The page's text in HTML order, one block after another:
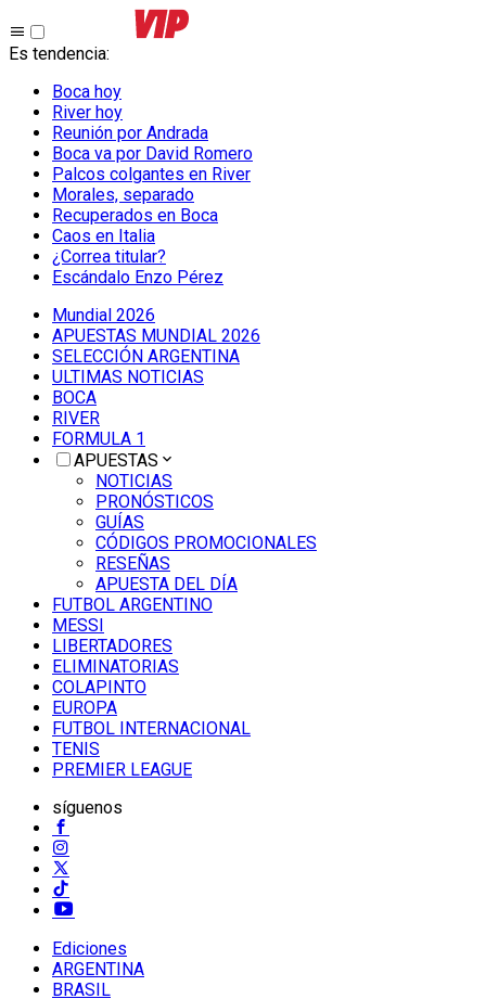
Es tendencia:
Boca hoy
River hoy
Reunión por Andrada
Boca va por David Romero
Palcos colgantes en River
Morales, separado
Recuperados en Boca
Caos en Italia
¿Correa titular?
Escándalo Enzo Pérez
Mundial 2026
APUESTAS MUNDIAL 2026
SELECCIÓN ARGENTINA
ULTIMAS NOTICIAS
BOCA
RIVER
FORMULA 1
APUESTAS
NOTICIAS
PRONÓSTICOS
GUÍAS
CÓDIGOS PROMOCIONALES
RESEÑAS
APUESTA DEL DÍA
FUTBOL ARGENTINO
MESSI
LIBERTADORES
ELIMINATORIAS
COLAPINTO
EUROPA
FUTBOL INTERNACIONAL
TENIS
PREMIER LEAGUE
síguenos
Ediciones
ARGENTINA
BRASIL